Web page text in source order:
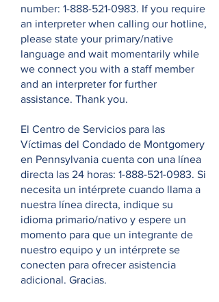
number: 1-888-521-0983. If you require
an interpreter when calling our hotline,
please state your primary/native
language and wait momentarily while
we connect you with a staff member
and an interpreter for further
assistance. Thank you.
El Centro de Servicios para las
Víctimas del Condado de Montgomery
en Pennsylvania cuenta con una línea
directa las 24 horas: 1-888-521-0983. Si
necesita un intérprete cuando llama a
nuestra línea directa, indique su
idioma primario/nativo y espere un
momento para que un integrante de
nuestro equipo y un intérprete se
conecten para ofrecer asistencia
adicional. Gracias.